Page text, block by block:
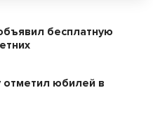
бесплатную
отметил юбилей в